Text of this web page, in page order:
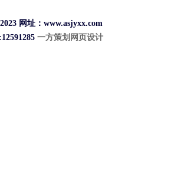
网址：www.asjyxx.com
一方策划网页设计